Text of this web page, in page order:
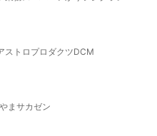
ストロプロダクツDCM
ま サカゼン